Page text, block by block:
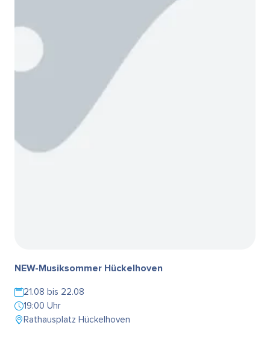
NEW-Musiksommer Hückelhoven
21.08 bis 22.08
19:00 Uhr
Rathausplatz Hückelhoven